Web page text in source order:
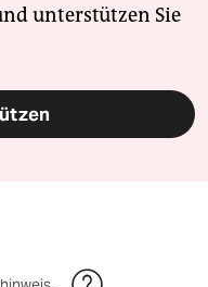
unterstützen Sie